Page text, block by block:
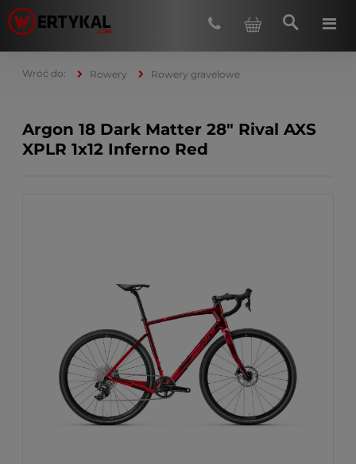
Rowery Rowery gravelowe
Argon 18 Dark Matter 28" Rival AXS
XPLR 1x12 Inferno Red